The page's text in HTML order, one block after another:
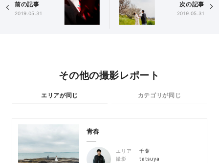
前の記事
2019.05.31
次の記事
2019.05.31
その他の撮影レポート
エリアが同じ カテゴリが同じ
青春
エリア
千葉
撮影
tatsuya